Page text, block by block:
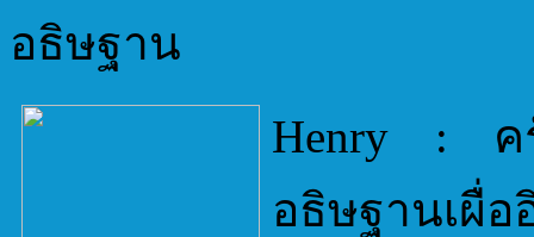
อธิษฐาน
Henry : ค
อธิษฐานเผื่อ